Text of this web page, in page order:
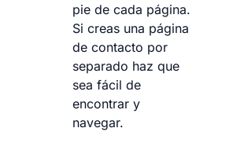
pie de cada página.
Si creas una página
de contacto por
separado haz que
sea fácil de
encontrar y
navegar.